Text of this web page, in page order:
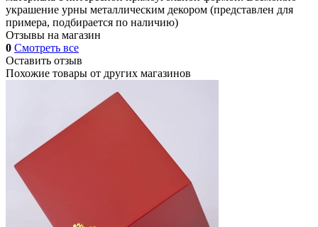
украшение урны металлическим декором (представлен для
примера, подбирается по наличию)
Отзывы на магазин
0 Смотреть все
Оставить отзыв
Похожие товары от других магазинов